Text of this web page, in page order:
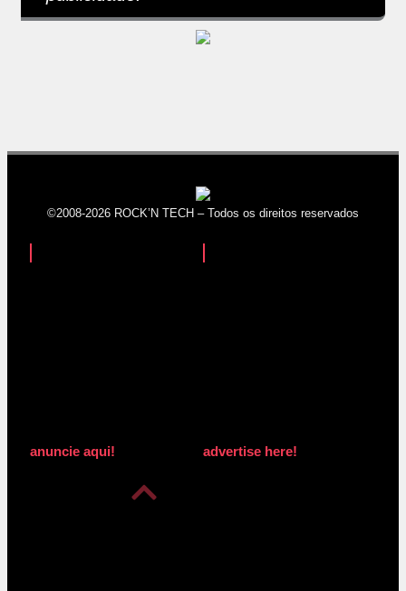
©2008-2026 ROCK’N TECH – Todos os direitos reservados
anuncie aqui! advertise here!